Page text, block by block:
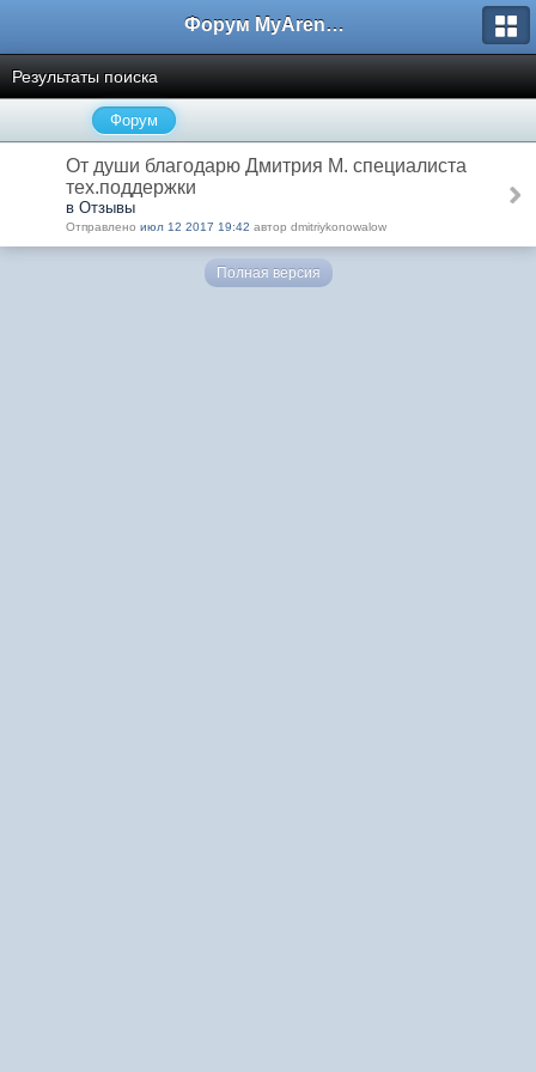
Форум MyArena.ru
Результаты поиска
Форум
От души благодарю Дмитрия М. специалиста
тех.поддержки
в Отзывы
Отправлено июл 12 2017 19:42 автор dmitriykonowalow
Полная версия